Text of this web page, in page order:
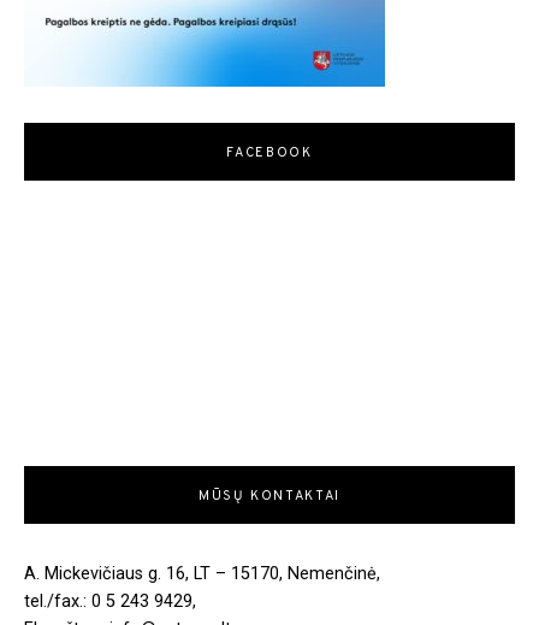
FACEBOOK
MŪSŲ KONTAKTAI
A. Mickevičiaus g. 16, LT – 15170, Nemenčinė,
tel./fax.: 0 5 243 9429,